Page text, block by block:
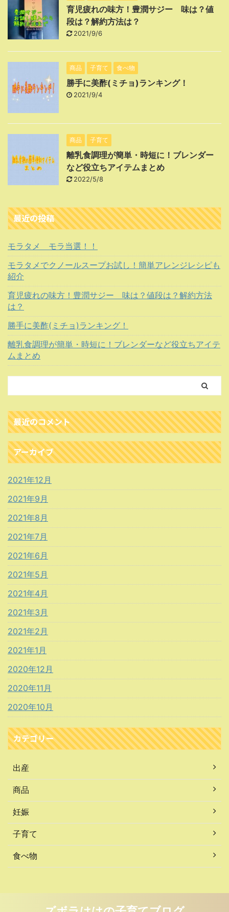
育児疲れの味方！豊潤サジー 味は？値
段は？解約方法は？
2021/9/6
商品 子育て 食べ物
勝手に美酢(ミチョ)ランキング！
2021/9/4
商品 子育て
離乳食調理が簡単・時短に！ブレンダー
など役立ちアイテムまとめ
2022/5/8
最近の投稿
モラタメ モラ当選！！
モラタメでクノールスープお試し！簡単アレンジレシピも
紹介
育児疲れの味方！豊潤サジー 味は？値段は？解約方法
は？
勝手に美酢(ミチョ)ランキング！
離乳食調理が簡単・時短に！ブレンダーなど役立ちアイテ
ムまとめ
最近のコメント
アーカイブ
2021年12月
2021年9月
2021年8月
2021年7月
2021年6月
2021年5月
2021年4月
2021年3月
2021年2月
2021年1月
2020年12月
2020年11月
2020年10月
カテゴリー
出産
商品
妊娠
子育て
食べ物